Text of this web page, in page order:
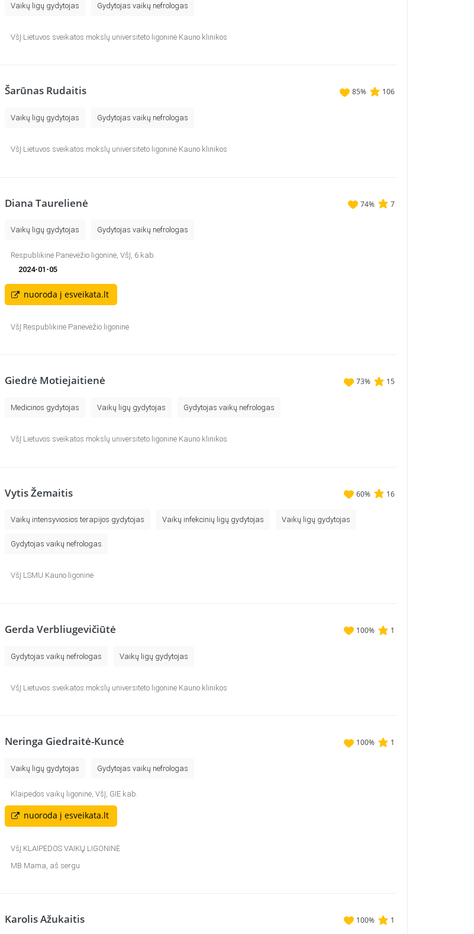
Vaikų ligų gydytojas Gydytojas vaikų nefrologas
VšĮ Lietuvos sveikatos mokslų universiteto ligoninė Kauno klinikos
Šarūnas Rudaitis 85% 106
Vaikų ligų gydytojas Gydytojas vaikų nefrologas
VšĮ Lietuvos sveikatos mokslų universiteto ligoninė Kauno klinikos
Diana Taurelienė 74% 7
Vaikų ligų gydytojas Gydytojas vaikų nefrologas
Respublikinė Panevėžio ligoninė, VšĮ, 6 kab.
2024-01-05
nuoroda į esveikata.lt
VšĮ Respublikinė Panevėžio ligoninė
Giedrė Motiejaitienė 73% 15
Medicinos gydytojas Vaikų ligų gydytojas Gydytojas vaikų nefrologas
VšĮ Lietuvos sveikatos mokslų universiteto ligoninė Kauno klinikos
Vytis Žemaitis 60% 16
Vaikų intensyviosios terapijos gydytojas Vaikų infekcinių ligų gydytojas Vaikų ligų gydytojas
Gydytojas vaikų nefrologas
VšĮ LSMU Kauno ligoninė
Gerda Verbliugevičiūtė 100% 1
Gydytojas vaikų nefrologas Vaikų ligų gydytojas
VšĮ Lietuvos sveikatos mokslų universiteto ligoninė Kauno klinikos
Neringa Giedraitė-Kuncė 100% 1
Vaikų ligų gydytojas Gydytojas vaikų nefrologas
Klaipėdos vaikų ligoninė, VšĮ, GIE kab.
nuoroda į esveikata.lt
VšĮ KLAIPĖDOS VAIKŲ LIGONINĖ
MB Mama, aš sergu
Karolis Ažukaitis 100% 1